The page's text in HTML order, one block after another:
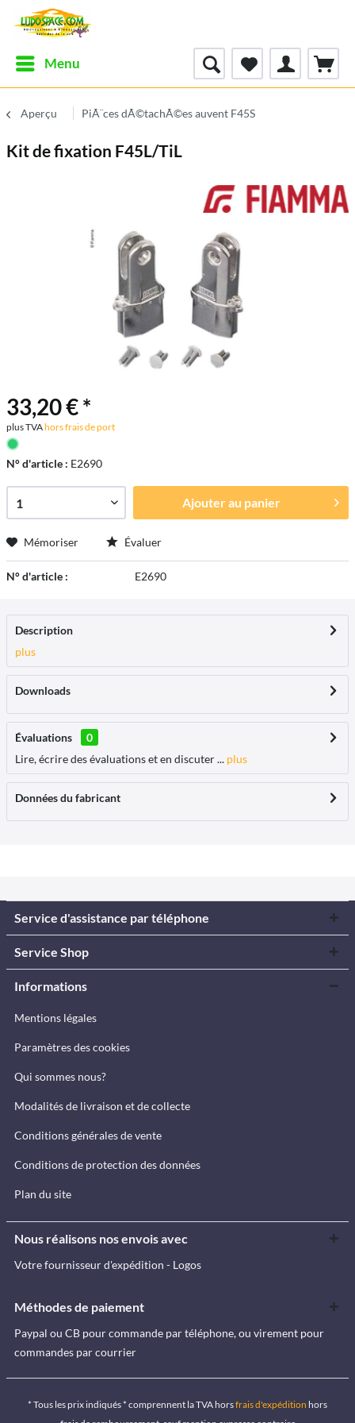
Menu
Aperçu PiÃ¨ces dÃ©tachÃ©es auvent F45S
Kit de fixation F45L/TiL
33,20 € *
plus TVAhors frais de port
N° d'article : E2690
Ajouter au panier
Mémoriser Évaluer
N° d'article : E2690
Description
plus
Downloads
Évaluations
0
Lire, écrire des évaluations et en discuter ... plus
Données du fabricant
Service d'assistance par téléphone
Service Shop
Informations
Mentions légales
Paramètres des cookies
Qui sommes nous?
Modalités de livraison et de collecte
Conditions générales de vente
Conditions de protection des données
Plan du site
Nous réalisons nos envois avec
Votre fournisseur d'expédition - Logos
Méthodes de paiement
Paypal ou CB pour commande par téléphone, ou virement pour
commandes par courrier
* Tous les prix indiqués * comprennent la TVA horsfrais d'expédition hors